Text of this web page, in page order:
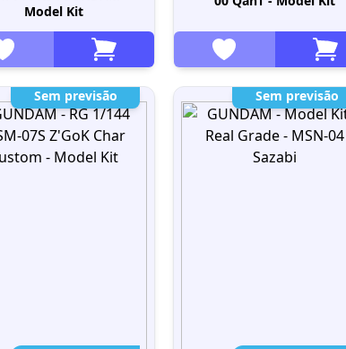
Model Kit
Sem previsão Sem previsão